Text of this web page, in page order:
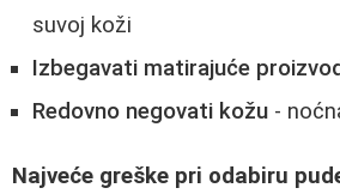
suvoj koži
Izbegavati matirajuće
Redovno negovati kožu -
Najveće greške pri odabiru